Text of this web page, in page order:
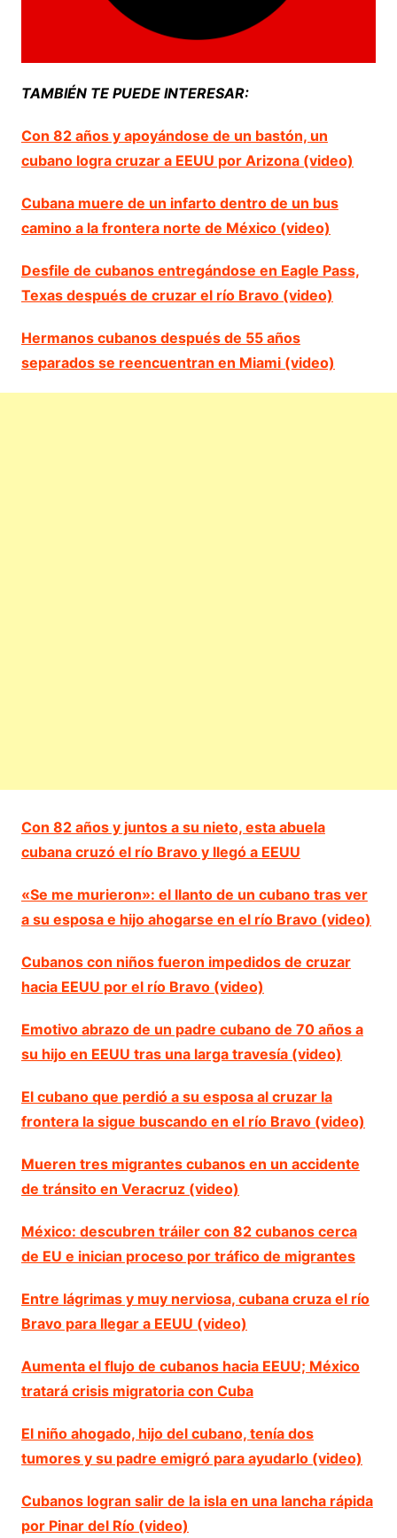
TAMBIÉN TE PUEDE INTERESAR:
Con 82 años y apoyándose de un bastón, un
cubano logra cruzar a EEUU por Arizona (video)
Cubana muere de un infarto dentro de un bus
camino a la frontera norte de México (video)
Desfile de cubanos entregándose en Eagle Pass,
Texas después de cruzar el río Bravo (video)
Hermanos cubanos después de 55 años
separados se reencuentran en Miami (video)
Con 82 años y juntos a su nieto, esta abuela
cubana cruzó el río Bravo y llegó a EEUU
«Se me murieron»: el llanto de un cubano tras ver
a su esposa e hijo ahogarse en el río Bravo (video)
Cubanos con niños fueron impedidos de cruzar
hacia EEUU por el río Bravo (video)
Emotivo abrazo de un padre cubano de 70 años a
su hijo en EEUU tras una larga travesía (video)
El cubano que perdió a su esposa al cruzar la
frontera la sigue buscando en el río Bravo (video)
Mueren tres migrantes cubanos en un accidente
de tránsito en Veracruz (video)
México: descubren tráiler con 82 cubanos cerca
de EU e inician proceso por tráfico de migrantes
Entre lágrimas y muy nerviosa, cubana cruza el río
Bravo para llegar a EEUU (video)
Aumenta el flujo de cubanos hacia EEUU; México
tratará crisis migratoria con Cuba
El niño ahogado, hijo del cubano, tenía dos
tumores y su padre emigró para ayudarlo (video)
Cubanos logran salir de la isla en una lancha rápida
por Pinar del Río (video)